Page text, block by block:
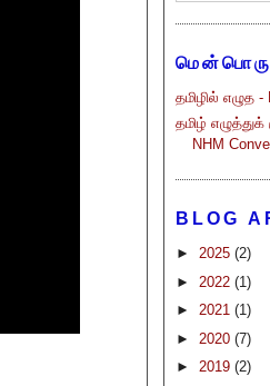
தமிழில் எழுத -
தமிழ் எழுத்துக்
NHM
BLOG
► 2025 (2)
► 2022 (1)
► 2021 (1)
► 2020 (7)
► 2019 (2)